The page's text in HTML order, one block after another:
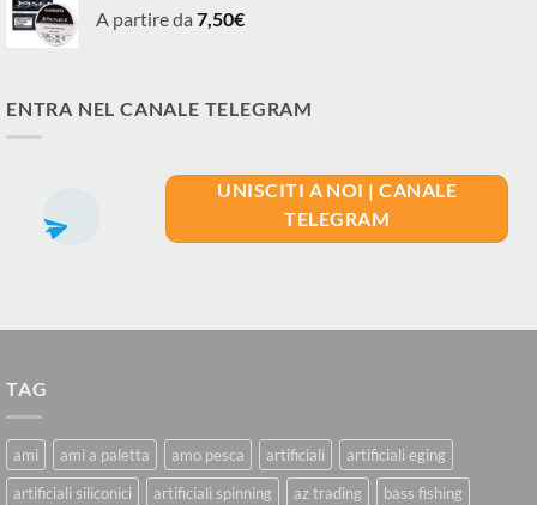
A partire da 7,50€
ENTRA NEL CANALE TELEGRAM
UNISCITI A NOI | CANALE
TELEGRAM
TAG
ami ami a paletta amo pesca artificiali
artificiali eging
artificiali siliconici
artificiali spinning az trading
bass fishing